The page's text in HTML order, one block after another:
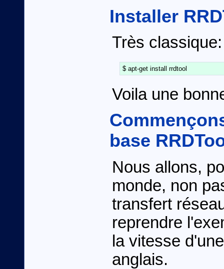
Installer
Très classique:
Voila une
base
Nous allons,
monde, non
transfert
reprendre
la vitesse
anglais.